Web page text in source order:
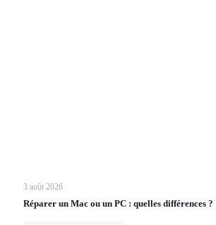
3 août 2026
Réparer un Mac ou un PC : quelles différences ?